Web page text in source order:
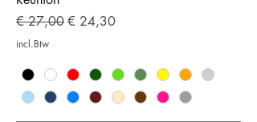
Normale prijs
€ 27,00Verkoopprijs
€ 24,30
incl.Btw